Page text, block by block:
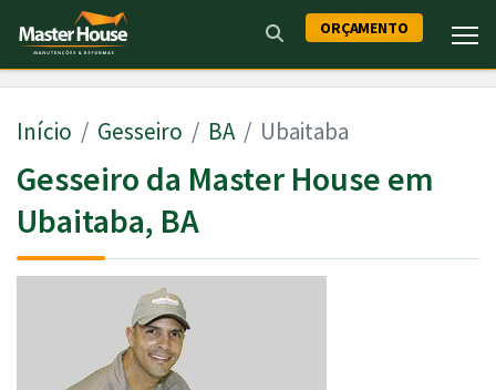
ORÇAMENTO
Início Gesseiro BA Ubaitaba
Gesseiro da Master House em
Ubaitaba, BA